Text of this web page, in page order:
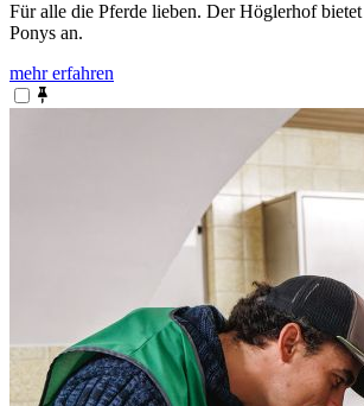
Für alle die Pferde lieben. Der Höglerhof
Ponys an.
mehr erfahren